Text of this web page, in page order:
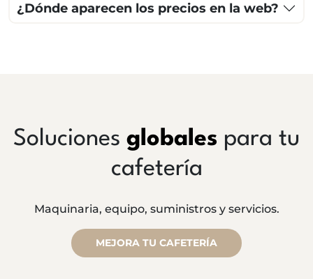
¿Dónde aparecen los precios en la web?
Soluciones globales para tu
cafetería
Maquinaria, equipo, suministros y servicios.
MEJORA TU CAFETERÍA